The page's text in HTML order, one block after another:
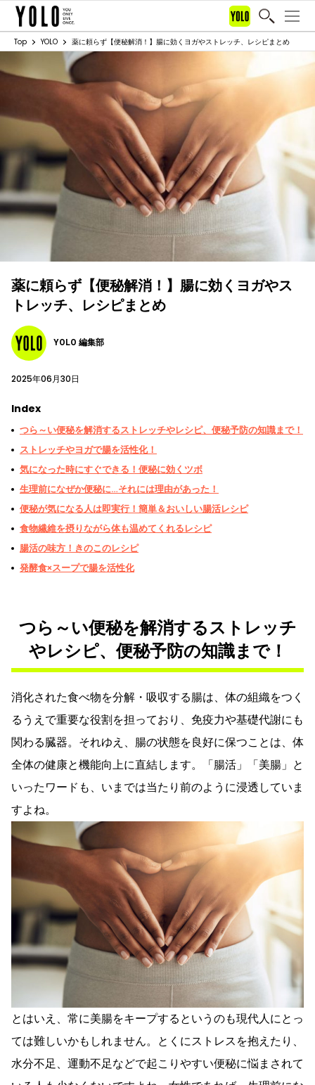
Top YOLO 薬に頼らず【便秘解消！】腸に効くヨガやストレッチ、レシピまとめ
薬に頼らず【便秘解消！】腸に効くヨガやス
トレッチ、レシピまとめ
YOLO 編集部
2025年06月30日
Index
つら～い便秘を解消するストレッチやレシピ、便秘予防の知識まで！
ストレッチやヨガで腸を活性化！
気になった時にすぐできる！便秘に効くツボ
生理前になぜか便秘に…それには理由があった！
便秘が気になる人は即実行！簡単＆おいしい腸活レシピ
食物繊維を摂りながら体も温めてくれるレシピ
腸活の味方！きのこのレシピ
発酵食×スープで腸を活性化
つら～い便秘を解消するストレッチ
やレシピ、便秘予防の知識まで！
消化された食べ物を分解・吸収する腸は、体の組織をつく
るうえで重要な役割を担っており、免疫力や基礎代謝にも
関わる臓器。それゆえ、腸の状態を良好に保つことは、体
全体の健康と機能向上に直結します。「腸活」「美腸」と
いったワードも、いまでは当たり前のように浸透していま
すよね。
とはいえ、常に美腸をキープするというのも現代人にとっ
ては難しいかもしれません。とくにストレスを抱えたり、
水分不足、運動不足などで起こりやすい便秘に悩まされて